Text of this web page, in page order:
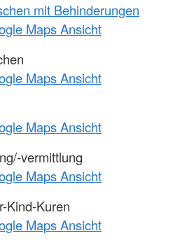
mit Behinderungen
Maps Ansicht
Maps Ansicht
Maps Ansicht
vermittlung
Maps Ansicht
Kind-Kuren
Maps Ansicht